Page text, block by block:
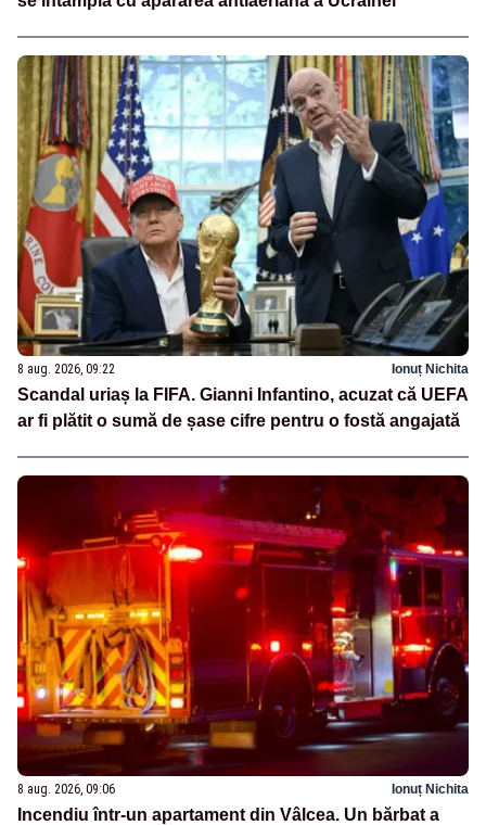
8 aug. 2026, 09:22 Ionuț Nichita
Scandal uriaș la FIFA. Gianni Infantino, acuzat că UEFA
ar fi plătit o sumă de șase cifre pentru o fostă angajată
8 aug. 2026, 09:06 Ionuț Nichita
Incendiu într-un apartament din Vâlcea. Un bărbat a